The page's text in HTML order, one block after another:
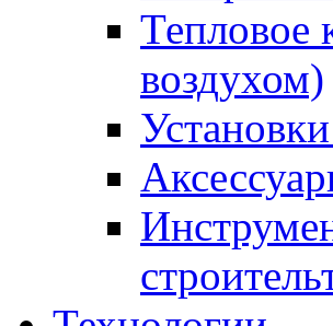
Тепловое
воздухом)